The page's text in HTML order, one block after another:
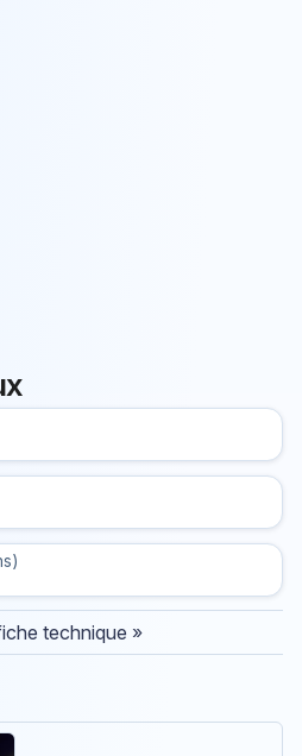
technique »